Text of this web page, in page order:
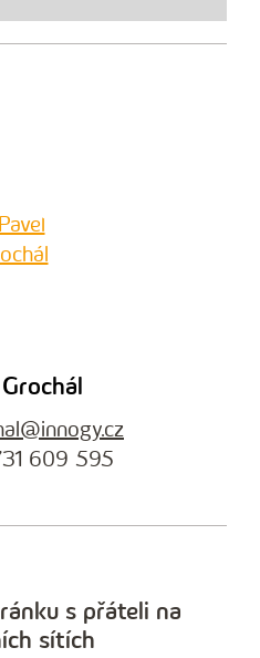
609 595
s přáteli na
sítích